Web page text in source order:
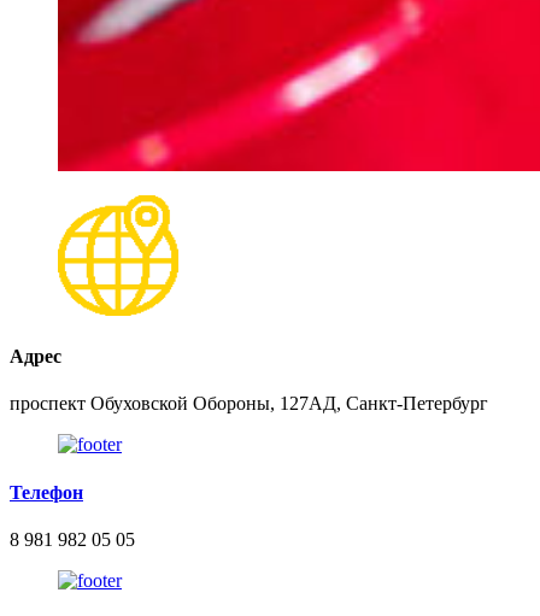
Адрес
проспект Обуховской Обороны, 127АД, Санкт-Петербург
Телефон
8 981 982 05 05